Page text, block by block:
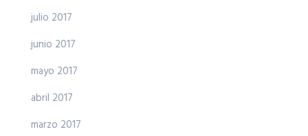
julio 2017
junio 2017
mayo 2017
abril 2017
marzo 2017